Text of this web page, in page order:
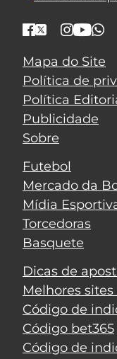
Mapa do Site
Política de
Política
Publicidade
Sobre
Futebol
Mercado da
Mídia
Torcedoras
Basquete
Dicas de
Melhores
Código de
Código bet365
Código de